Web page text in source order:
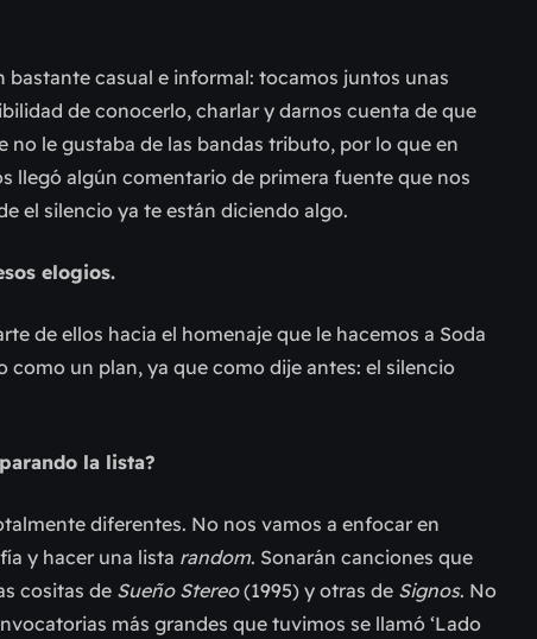
casual e informal: tocamos juntos unas
de conocerlo, charlar y darnos cuenta de que
le gustaba de las bandas tributo, por lo que en
llegó algún comentario de primera fuente que nos
el silencio ya te están diciendo algo.
elogios.
de ellos hacia el homenaje que le hacemos a Soda
como un plan, ya que como dije antes: el silencio
la lista?
diferentes. No nos vamos a enfocar en
y hacer una lista random. Sonarán canciones que
cositas de Sueño Stereo(1995) y otras de Signos. No
más grandes que tuvimos se llamó ‘Lado